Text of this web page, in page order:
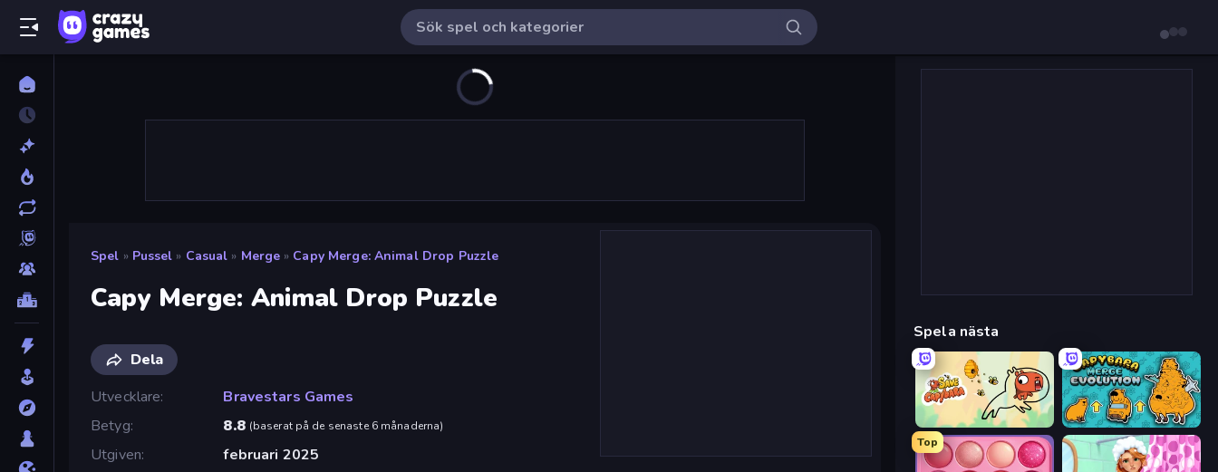
Spel » Pussel » Casual » Merge » Capy Merge: Animal Drop Puzzle
Capy Merge: Animal Drop Puzzle
Dela
Utvecklare
Bravestars Games
Betyg
8.8 (baserat på de senaste 6 månaderna)
Utgiven
februari 2025
Spela nästa
Save the Capybara Capybara Merge Evolution
Top